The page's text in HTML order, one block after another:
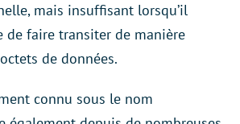
mais insuffisant lorsqu’il
de faire transiter de manière
de données.
connu sous le nom